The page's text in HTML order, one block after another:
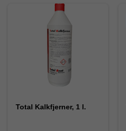
Total Kalkfjerner, 1 l.